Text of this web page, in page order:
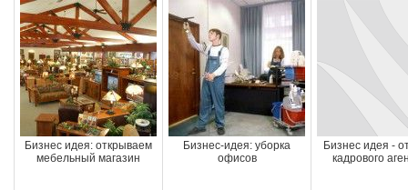
Бизнес идея: открываем
мебельный магазин
Бизнес-идея: уборка
офисов
Бизнес идея -
кадрового